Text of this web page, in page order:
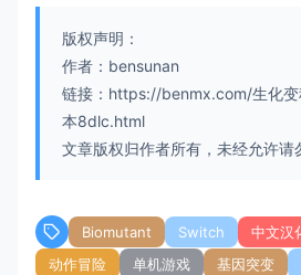
版权声明：
作者：bensunan
链接：https://benmx.com/生化
本8dlc.html
文章版权归作者所有，未经允许请
Biomutant Switch 中文汉
动作冒险
单机游戏 基因突变